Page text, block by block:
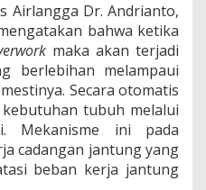
t
u
n
g
!
Airlangga Dr. Andrianto,
mengatakan bahwa ketika
maka akan terjadi
berlebihan melampaui
Secara otomatis
tubuh melalui
Mekanisme ini pada
cadangan jantung yang
beban kerja jantung